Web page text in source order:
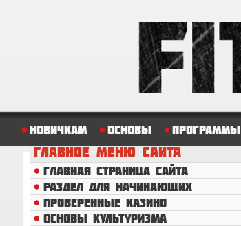
Новичкам Основы Программы
ГЛАВНОЕМЕНЮ САЙТА
ГЛАВНАЯ СТРАНИЦА САЙТА
РАЗДЕЛ ДЛЯ НАЧИНАЮЩИХ
ПРОВЕРЕННЫЕ КАЗИНО
ОСНОВЫ КУЛЬТУРИЗМА